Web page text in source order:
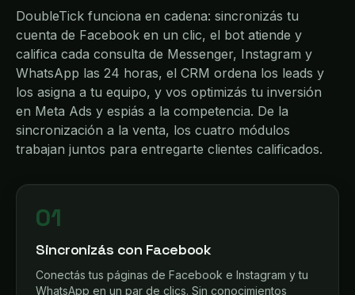
DoubleTick funciona en cadena: sincronizás tu
cuenta de Facebook en un clic, el bot atiende y
califica cada consulta de Messenger, Instagram y
WhatsApp las 24 horas, el CRM ordena los leads y
los asigna a tu equipo, y vos optimizás tu inversión
en Meta Ads y espiás a la competencia. De la
sincronización a la venta, los cuatro módulos
trabajan juntos para entregarte clientes calificados.
01
Sincronizás con Facebook
Conectás tus páginas de Facebook e Instagram y tu
WhatsApp en un par de clics. Sin conocimientos